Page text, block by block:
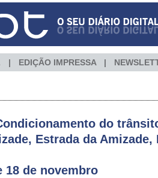
EDIÇÃO IMPRESSA
do
Estrada da
18 de novembro